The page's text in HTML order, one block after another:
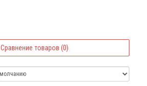
Сравнение товаров (0)